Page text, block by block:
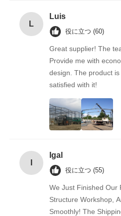
L
Luis
役に立つ (60)
Great supplier! The
Provide me with
design. The product
satisfied with it!
Igal
役に立つ (55)
We Just Finished Our First Order Of A Steel
Structure Workshop, And Everything Went Super
Smoothly! The Shipping Was Quicker Than We